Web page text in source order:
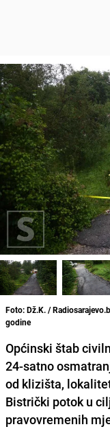
Foto: Dž.K. /
godine
Općinski štab
24-satno
od klizišta,
Bistrički potok u
pravovremenih